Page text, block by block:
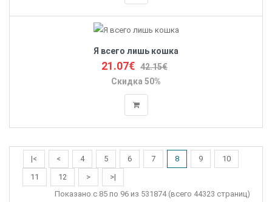
Я всего лишь кошка
21.07€ 42.15€
Скидка 50%
|< < 4 5 6 7 8 9
10
11
12 >
>|
Показано с 85 по 96 из 531874 (всего 44323 страниц)